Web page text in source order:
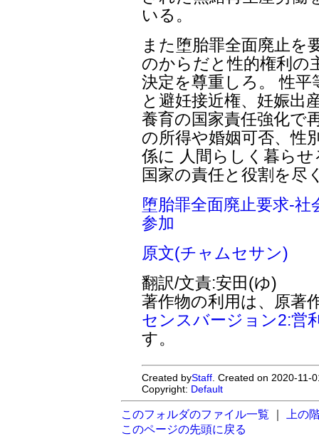
いる。
また堕胎罪全面廃止を
のからだと性的権利の
決定を尊重しろ。 性平
と避妊接近権、妊娠出
養育の国家責任強化で
の所得や婚姻可否、性
係に 人間らしく暮ら
国家の責任と役割を尽
堕胎罪全面廃止要求-
参加
原文(チャムセサン)
翻訳/文責:安田(ゆ)
著作物の利用は、原著
センスバージョン2:営
す。
Created byStaff. Created on 2020-11-
Copyright: Default
このフォルダのファイル一覧
上の
このページの先頭に戻る